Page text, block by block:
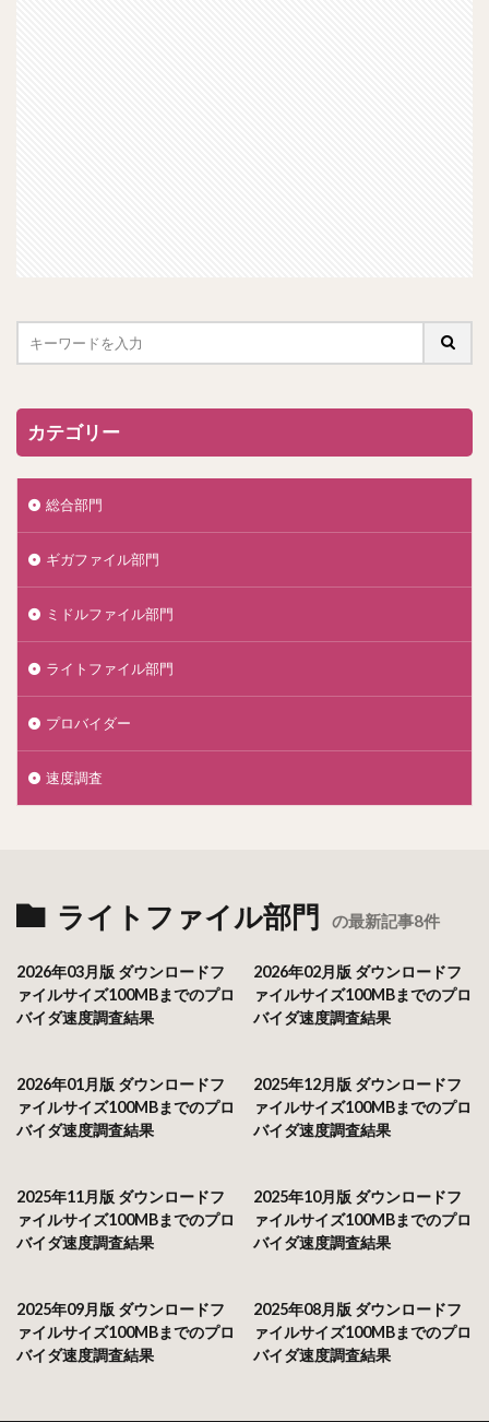
カテゴリー
総合部門
ギガファイル部門
ミドルファイル部門
ライトファイル部門
プロバイダー
速度調査
ライトファイル部門 の最新記事8件
2026年03月版 ダウンロードフ
ァイルサイズ100MBまでのプロ
バイダ速度調査結果
2026年02月版 ダウンロードフ
ァイルサイズ100MBまでのプロ
バイダ速度調査結果
2026年01月版 ダウンロードフ
ァイルサイズ100MBまでのプロ
バイダ速度調査結果
2025年12月版 ダウンロードフ
ァイルサイズ100MBまでのプロ
バイダ速度調査結果
2025年11月版 ダウンロードフ
ァイルサイズ100MBまでのプロ
バイダ速度調査結果
2025年10月版 ダウンロードフ
ァイルサイズ100MBまでのプロ
バイダ速度調査結果
2025年09月版 ダウンロードフ
ァイルサイズ100MBまでのプロ
バイダ速度調査結果
2025年08月版 ダウンロードフ
ァイルサイズ100MBまでのプロ
バイダ速度調査結果